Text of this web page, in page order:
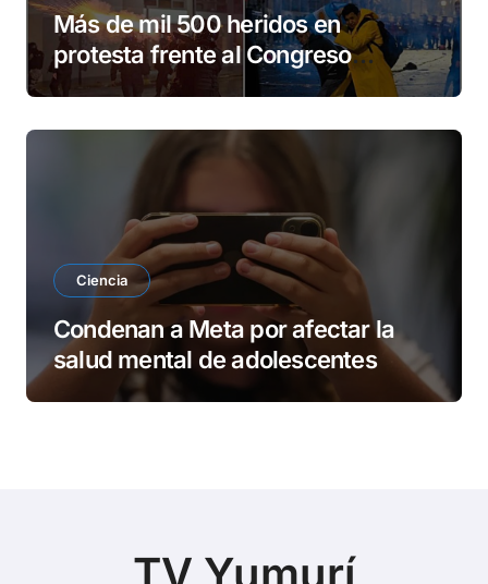
Más de mil 500 heridos en
protesta frente al Congreso
argentino
Ciencia
Condenan a Meta por afectar la
salud mental de adolescentes